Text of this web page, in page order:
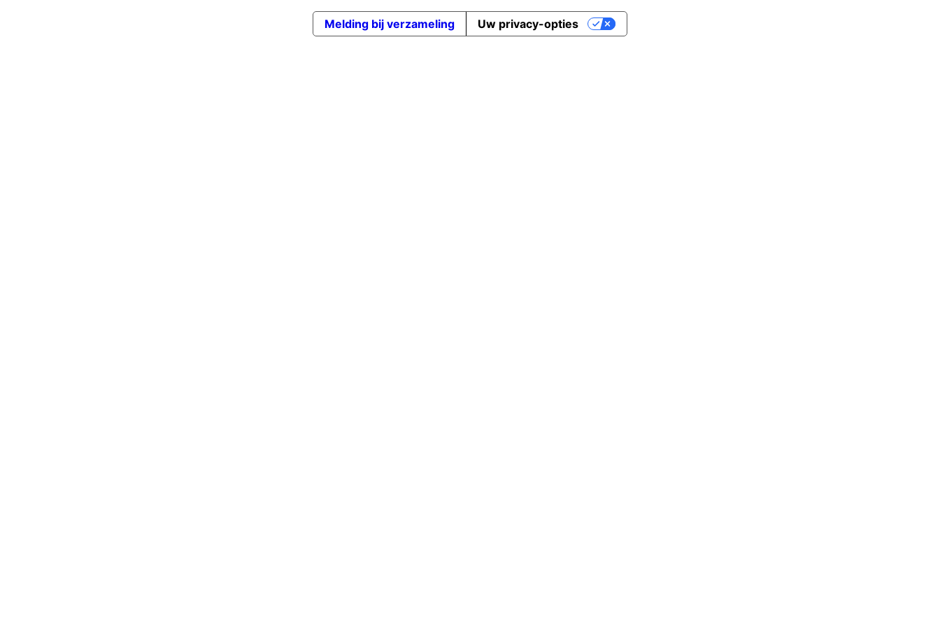
Melding bij verzameling Uw privacy-opties